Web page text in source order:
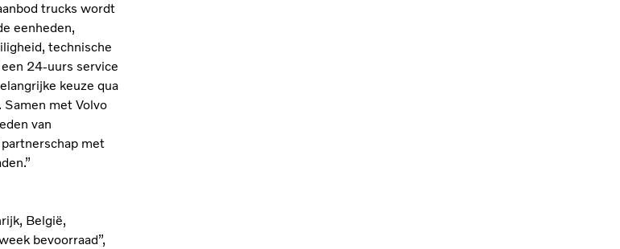
trucks wordt
eenheden,
technische
24-uurs service
keuze qua
met Volvo
van
met
België,
bevoorraad”,